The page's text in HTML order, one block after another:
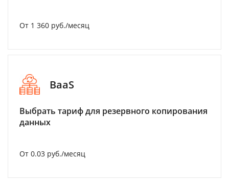
От 1 360 руб./месяц
BaaS
Выбрать тариф для резервного копирования
данных
От 0.03 руб./месяц